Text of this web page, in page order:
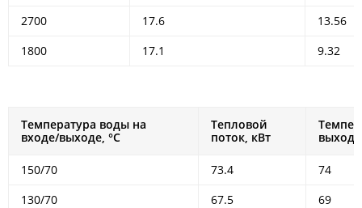
2700
17.6
13.56
1800
17.1 9.32
Температура воды на
входе/выходе, °С
Тепловой
поток, кВт
150/70 73.4
74
130/70
67.5
69